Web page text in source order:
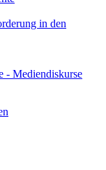
in den
- Mediendiskurse